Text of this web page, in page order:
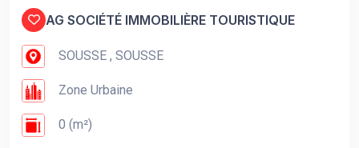
AG SOCIÉTÉ IMMOBILIÈRE TOURISTIQUE
SOUSSE , SOUSSE
Zone Urbaine
0 (m²)